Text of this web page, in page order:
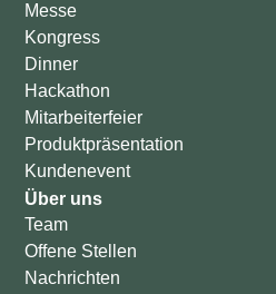
Messe
Kongress
Dinner
Hackathon
Mitarbeiterfeier
Produktpräsentation
Kundenevent
Über uns
Team
Offene Stellen
Nachrichten